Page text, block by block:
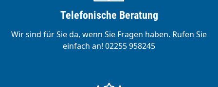
Telefonische Beratung
Wir sind für Sie da, wenn Sie Fragen haben. Rufen Sie
einfach an! 02255 958245